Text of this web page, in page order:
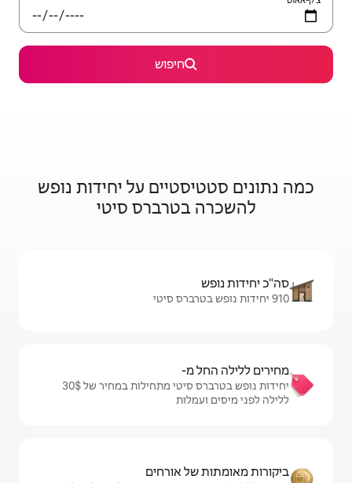
על יחידות נופש
סיטי
יחידות נופש בטרברס סיטי מתחילות במחיר של $‏30 ‏
אורחים